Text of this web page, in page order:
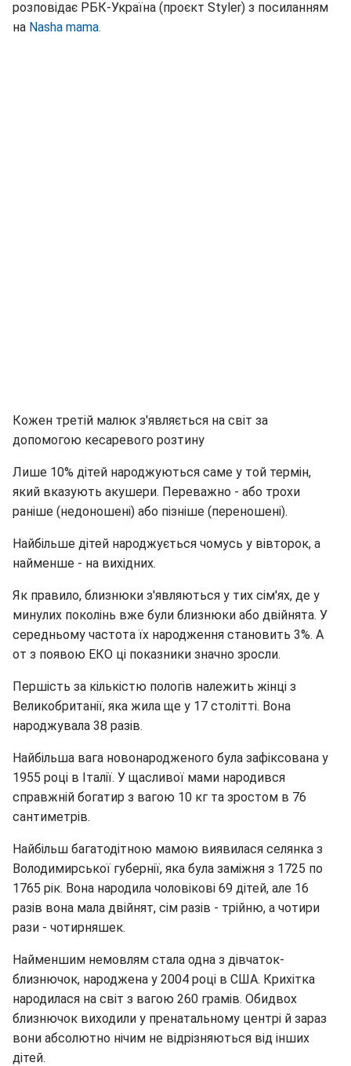
розповідає РБК-Україна (проєкт Styler) з посиланням
на Nasha mama.
Кожен третій малюк з'являється на світ за
допомогою кесаревого розтину
Лише 10% дітей народжуються саме у той термін,
який вказують акушери. Переважно - або трохи
раніше (недоношені) або пізніше (переношені).
Найбільше дітей народжується чомусь у вівторок, а
найменше - на вихідних.
Як правило, близнюки з'являються у тих сім'ях, де у
минулих поколінь вже були близнюки або двійнята. У
середньому частота їх народження становить 3%. А
от з появою ЕКО ці показники значно зросли.
Першість за кількістю пологів належить жінці з
Великобританії, яка жила ще у 17 столітті. Вона
народжувала 38 разів.
Найбільша вага новонародженого була зафіксована у
1955 році в Італії. У щасливої мами народився
справжній богатир з вагою 10 кг та зростом в 76
сантиметрів.
Найбільш багатодітною мамою виявилася селянка з
Володимирської губернії, яка була заміжня з 1725 по
1765 рік. Вона народила чоловікові 69 дітей, але 16
разів вона мала двійнят, сім разів - трійню, а чотири
рази - чотирняшек.
Найменшим немовлям стала одна з дівчаток-
близнючок, народжена у 2004 році в США. Крихітка
народилася на світ з вагою 260 грамів. Обидвох
близнючок виходили у пренатальному центрі й зараз
вони абсолютно нічим не відрізняються від інших
дітей.